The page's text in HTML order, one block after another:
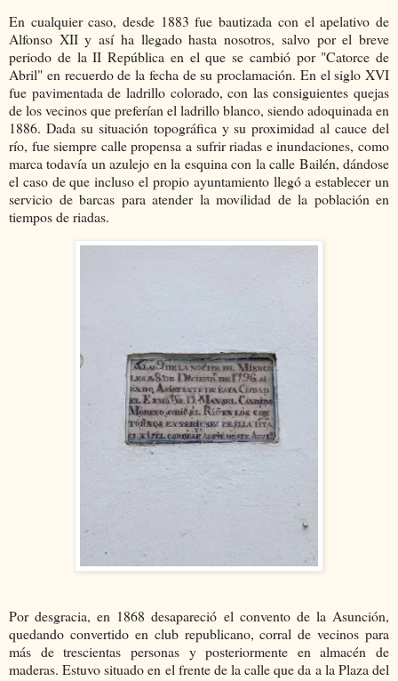
En cualquier caso, desde 1883 fue bautizada con el apelativo de
Alfonso XII y así ha llegado hasta nosotros, salvo por el breve
periodo de la II República en el que se cambió por "Catorce de
Abril" en recuerdo de la fecha de su proclamación. En el siglo XVI
fue pavimentada de ladrillo colorado, con las consiguientes quejas
de los vecinos que preferían el ladrillo blanco, siendo adoquinada en
1886. Dada su situación topográfica y su proximidad al cauce del
río, fue siempre calle propensa a sufrir riadas e inundaciones, como
marca todavía un azulejo en la esquina con la calle Bailén, dándose
el caso de que incluso el propio ayuntamiento llegó a establecer un
servicio de barcas para atender la movilidad de la población en
tiempos de riadas.
Por desgracia, en 1868 desapareció el convento de la Asunción,
quedando convertido en club republicano, corral de vecinos para
más de trescientas personas y posteriormente en almacén de
maderas. Estuvo situado en el frente de la calle que da a la Plaza del